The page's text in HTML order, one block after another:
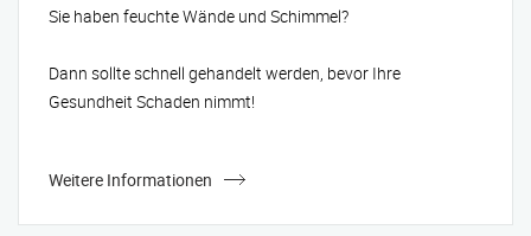
Sie haben feuchte Wände und Schimmel?
Dann sollte schnell gehandelt werden, bevor Ihre
Gesundheit Schaden nimmt!
Weitere Informationen